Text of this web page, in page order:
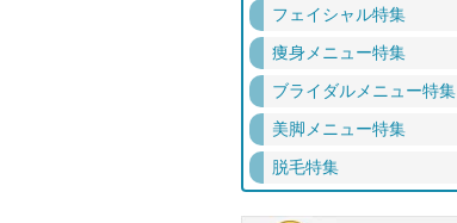
フェイシャル特集
痩身メニュー特集
ブライダルメニュー特集
美脚メニュー特集
脱毛特集